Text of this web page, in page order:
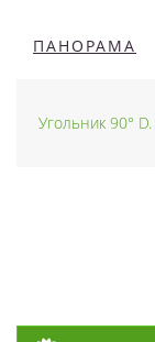
ПАНОРАМА
Угольник 90°